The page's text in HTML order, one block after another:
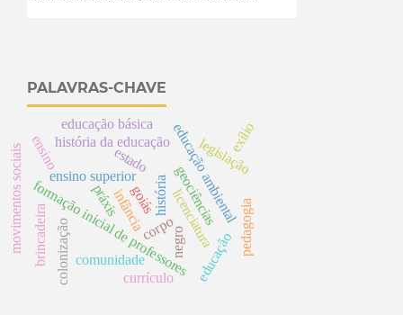
PALAVRAS-CHAVE
infância história
corpo
formação inicial de professoresgeociências
educação ambiental
educação
comunidade
colonização
estado
negro
história da educação
goiás
ensino superior
educação básica
legislação
movimentos sociais pedagogia
licenciatura
ensino
currículo
brincadeira
exílio
práxis